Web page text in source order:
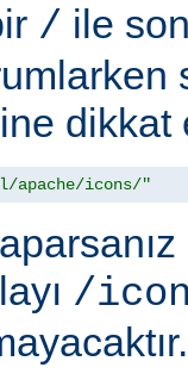
/ ile
dikkat
apache/icons/"
/